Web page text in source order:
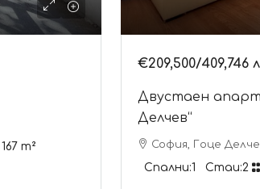
167 m²
€209,500/409,746
Двустаен
Делчев“
София, Гоце
Спални:1 Стаи:2